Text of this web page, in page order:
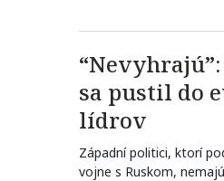
sa pustil do
lídrov
Západní politici, ktorí
vojne s Ruskom,